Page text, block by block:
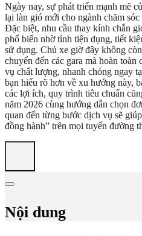
Ngày nay, sự phát triển mạnh mẽ
lại làn gió mới cho ngành chăm
Đặc biệt, nhu cầu thay kính chắn
phổ biến nhờ tính tiện dụng, tiết
sử dụng. Chủ xe giờ đây không
chuyển đến các gara mà hoàn
vụ chất lượng, nhanh chóng ngay
bạn hiểu rõ hơn về xu hướng này,
các lợi ích, quy trình tiêu chuẩn
năm 2026 cùng hướng dẫn chọn
quan đến từng bước dịch vụ sẽ
đồng hành” trên mọi tuyến đường
Nội dung